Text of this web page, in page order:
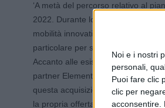
Noi e i nostri
personali,
Puoi fare clic
clic per
acconsentire.
‘A metà del percorso relativo al
2022. Durante lo scorso anno,
mobilità innovative, siglando
particolare per supportare i propri
Accanto alle esistenti partnership
partner Element, è stata
questa acquisizione completata
la propria offerta di prodotti